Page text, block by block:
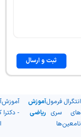
ثبت و ارسال
انتگرال
های
نامعین
فرمول
سری
ها
آموزش
ریاضی
آموزش
- دکترا